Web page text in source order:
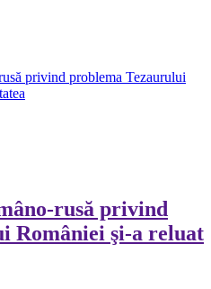
privind problema Tezaurului
rusă privind
României şi-a reluat